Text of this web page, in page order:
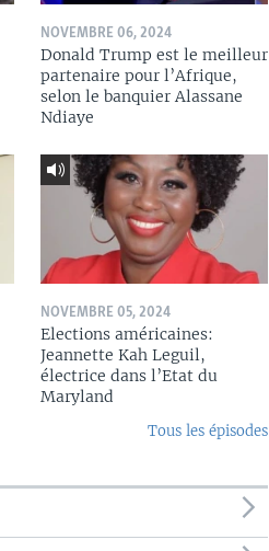
NOVEMBRE 06, 2024
Donald Trump est le meilleur
partenaire pour l’Afrique,
selon le banquier Alassane
Ndiaye
NOVEMBRE 05, 2024
Elections américaines:
Jeannette Kah Leguil,
électrice dans l’Etat du
Maryland
Tous les épisodes